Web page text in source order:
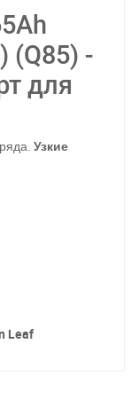
(Q85) -
для
Узкие
Leaf